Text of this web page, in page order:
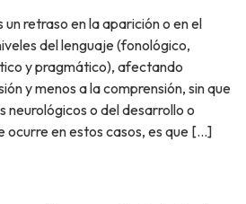
retraso en la aparición o en el
del lenguaje (fonológico,
y pragmático), afectando
y menos a la comprensión, sin que
o del desarrollo o
ocurre en estos casos, es que […]